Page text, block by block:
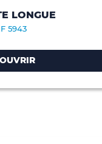
LONGUE
5943